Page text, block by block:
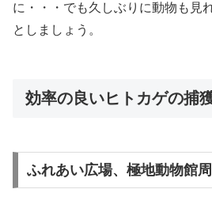
に・・・でも久しぶりに動物も見
としましょう。
効率の良いヒトカゲの捕
ふれあい広場、極地動物館